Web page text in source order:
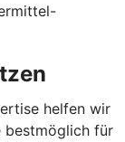
helfen wir
bestmöglich für